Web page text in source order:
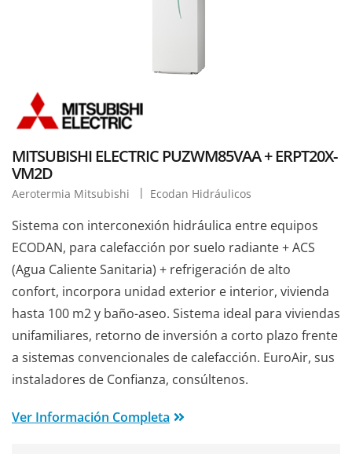
MITSUBISHI ELECTRIC PUZWM85VAA + ERPT20X-
VM2D
Aerotermia Mitsubishi Ecodan Hidráulicos
Sistema con interconexión hidráulica entre equipos
ECODAN, para calefacción por suelo radiante + ACS
(Agua Caliente Sanitaria) + refrigeración de alto
confort, incorpora unidad exterior e interior, vivienda
hasta 100 m2 y baño-aseo. Sistema ideal para viviendas
unifamiliares, retorno de inversión a corto plazo frente
a sistemas convencionales de calefacción. EuroAir, sus
instaladores de Confianza, consúltenos.
Ver Información Completa